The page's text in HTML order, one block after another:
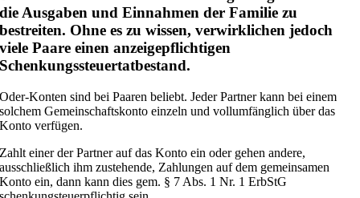
die Ausgaben und Einnahmen der Familie zu
bestreiten. Ohne es zu wissen, verwirklichen jedoch
viele Paare einen anzeigepflichtigen
Schenkungssteuertatbestand.
Oder-Konten sind bei Paaren beliebt. Jeder Partner kann bei einem
solchem Gemeinschaftskonto einzeln und vollumfänglich über das
Konto verfügen.
Zahlt einer der Partner auf das Konto ein oder gehen andere,
ausschließlich ihm zustehende, Zahlungen auf dem gemeinsamen
Konto ein, dann kann dies gem. § 7 Abs. 1 Nr. 1 ErbStG